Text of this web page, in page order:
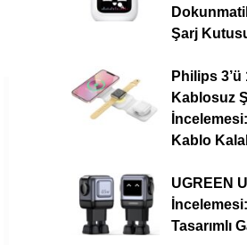
Şarj
Philips 3’ü
Kablosuz
Kablo
UGREEN
Tasarımlı